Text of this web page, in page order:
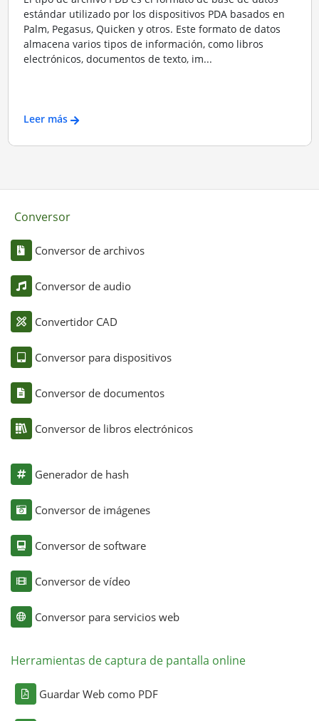
estándar utilizado por los dispositivos PDA basados en
Palm, Pegasus, Quicken y otros. Este formato de datos
almacena varios tipos de información, como libros
electrónicos, documentos de texto, im...
Leer más
Conversor
Conversor de archivos
Conversor de audio
Convertidor CAD
Conversor para dispositivos
Conversor de documentos
Conversor de libros electrónicos
Generador de hash
Conversor de imágenes
Conversor de software
Conversor de vídeo
Conversor para servicios web
Herramientas de captura de pantalla online
Guardar Web como PDF